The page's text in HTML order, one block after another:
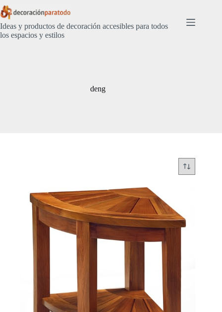
Saltar
al
contenido
Ideas y productos de decoración accesibles para todos
los espacios y estilos
deng